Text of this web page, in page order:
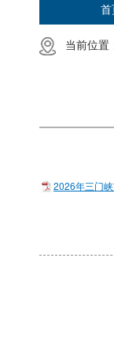
当前位置
2026年三门